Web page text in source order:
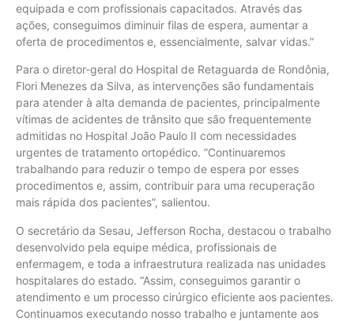
equipada e com profissionais capacitados. Através das
ações, conseguimos diminuir filas de espera, aumentar a
oferta de procedimentos e, essencialmente, salvar vidas.”
Para o diretor-geral do Hospital de Retaguarda de Rondônia,
Flori Menezes da Silva, as intervenções são fundamentais
para atender à alta demanda de pacientes, principalmente
vítimas de acidentes de trânsito que são frequentemente
admitidas no Hospital João Paulo II com necessidades
urgentes de tratamento ortopédico. ”Continuaremos
trabalhando para reduzir o tempo de espera por esses
procedimentos e, assim, contribuir para uma recuperação
mais rápida dos pacientes”, salientou.
O secretário da Sesau, Jefferson Rocha, destacou o trabalho
desenvolvido pela equipe médica, profissionais de
enfermagem, e toda a infraestrutura realizada nas unidades
hospitalares do estado. “Assim, conseguimos garantir o
atendimento e um processo cirúrgico eficiente aos pacientes.
Continuamos executando nosso trabalho e juntamente aos